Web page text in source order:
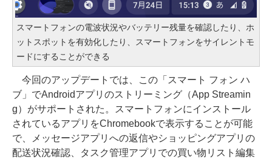
スマートフォンの電波状況やバッテリー残量を確認したり、ホ
ットスポットを有効化したり、スマートフォンをサイレントモ
ードにすることができる
今回のアップデートでは、この「スマート フォン ハ
ブ」でAndroidアプリのストリーミング（App Streamin
g）がサポートされた。スマートフォンにインストール
されているアプリをChromebookで表示することが可能
で、メッセージアプリへの返信やショッピングアプリの
配送状況確認、タスク管理アプリでの買い物リスト編集